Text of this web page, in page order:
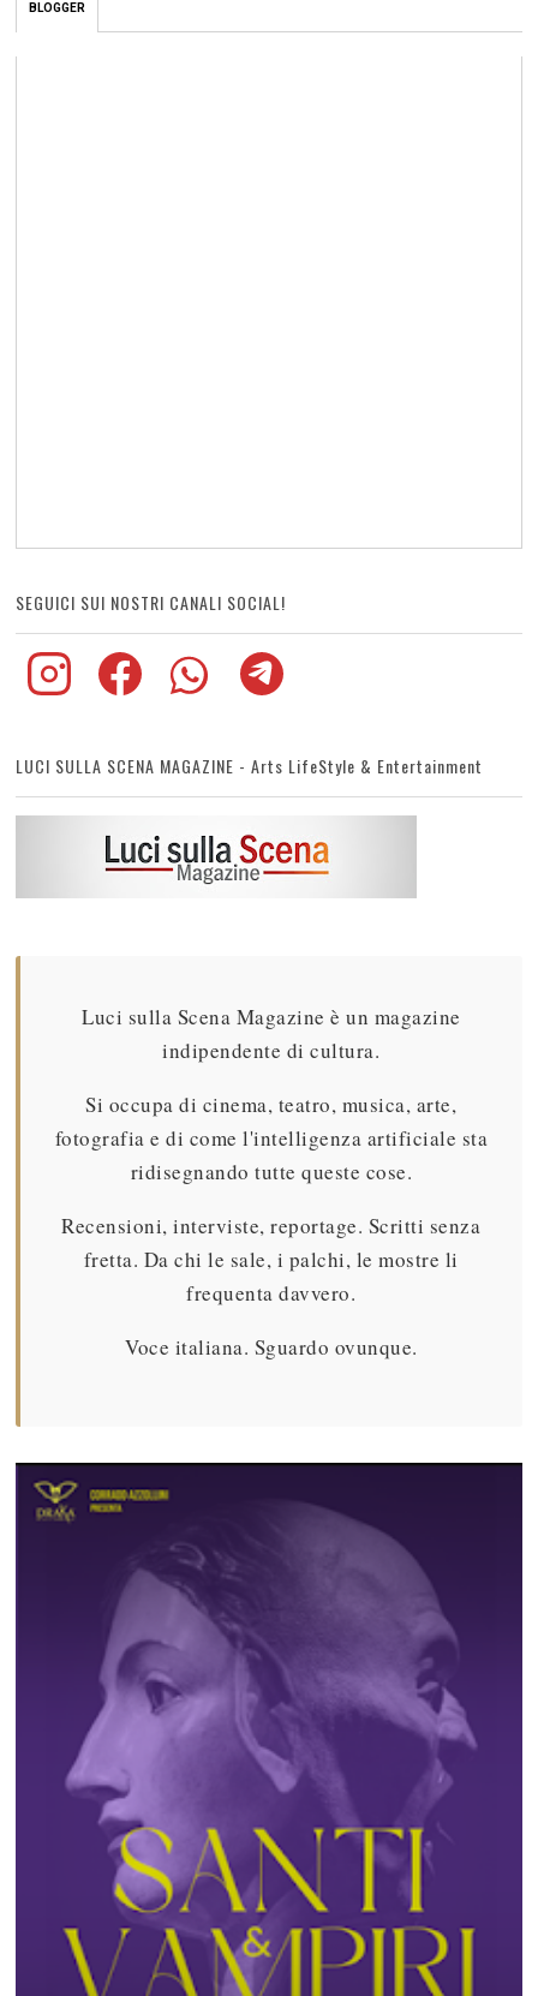
BLOGGER
SEGUICI SUI NOSTRI CANALI SOCIAL!
LUCI SULLA SCENA MAGAZINE - Arts LifeStyle & Entertainment
Luci sulla Scena Magazine è un magazine
indipendente di cultura.
Si occupa di cinema, teatro, musica, arte,
fotografia e di come l'intelligenza artificiale sta
ridisegnando tutte queste cose.
Recensioni, interviste, reportage. Scritti senza
fretta. Da chi le sale, i palchi, le mostre li
frequenta davvero.
Voce italiana. Sguardo ovunque.